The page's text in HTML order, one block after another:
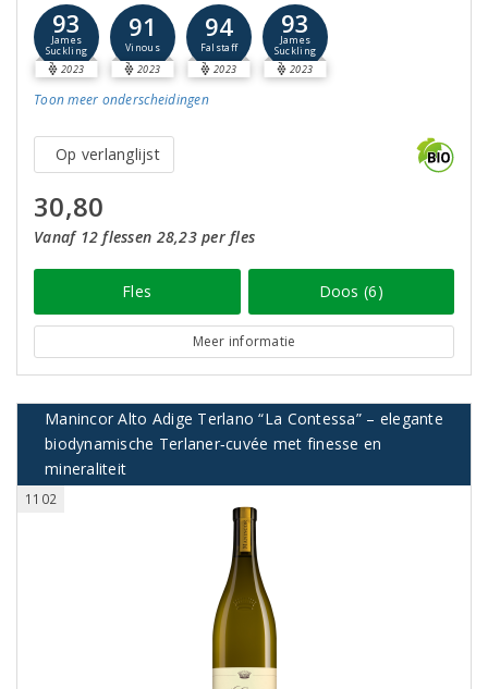
93
James
Suckling
2023
91
Vinous
2023
94
Falstaff
2023
93
James
Suckling
2023
Toon meer onderscheidingen
Op verlanglijst
30,80
Vanaf 12 flessen 28,23 per fles
Fles Doos (6)
Meer informatie
Manincor Alto Adige Terlano “La Contessa” – elegante
biodynamische Terlaner‑cuvée met finesse en
mineraliteit
1102